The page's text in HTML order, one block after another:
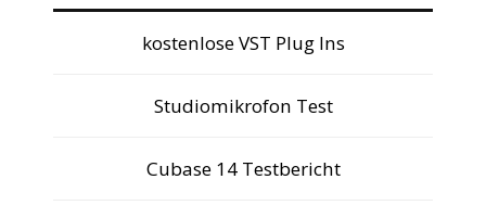
kostenlose VST Plug Ins
Studiomikrofon Test
Cubase 14 Testbericht